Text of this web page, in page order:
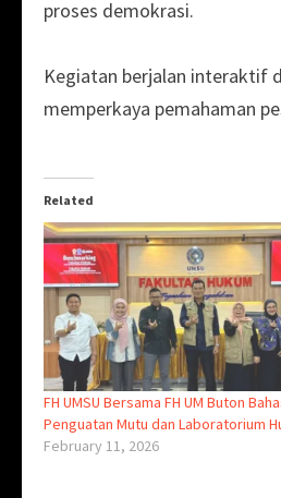
proses demokrasi.
Kegiatan berjalan interaktif
memperkaya pemahaman
Related
FH UMSU Bersama FH UM Buton
Penguatan Mutu dan Laboratorium
February 11, 2026